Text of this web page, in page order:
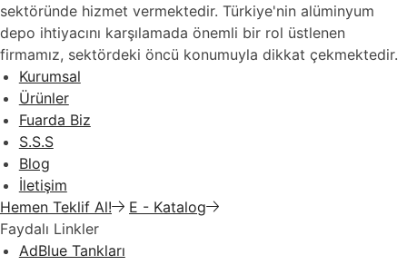
sektöründe hizmet vermektedir. Türkiye'nin alüminyum
depo ihtiyacını karşılamada önemli bir rol üstlenen
firmamız, sektördeki öncü konumuyla dikkat çekmektedir.
Kurumsal
Ürünler
Fuarda Biz
S.S.S
Blog
İletişim
Hemen Teklif Al!
E - Katalog
Faydalı Linkler
AdBlue Tankları